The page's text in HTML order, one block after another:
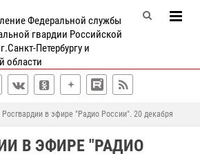
Федеральной службы
гвардии Российской
Петербургу и
области
Росгвардии в эфире "Радио России". 20 декабря
В ЭФИРЕ "РАДИО